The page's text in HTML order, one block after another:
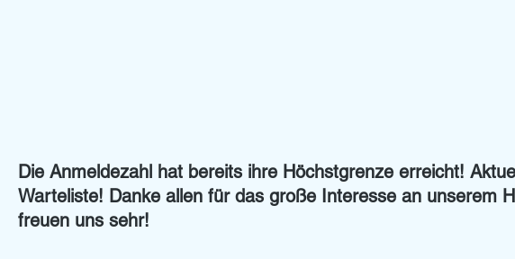
Die Anmeldezahl hat bereits ihre Höchstgrenze erreicht!
Warteliste! Danke allen für das große Interesse an unserem
freuen uns sehr!